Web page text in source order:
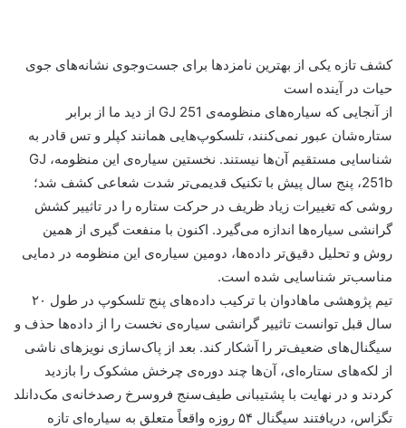
کشف تازه یکی از بهترین نامزدها برای جست‌وجوی نشانه‌های جوی
حیات در آینده است
از آنجایی که سیاره‌های منظومه‌ی GJ 251 از دید ما از برابر
ستاره‌شان عبور نمی‌کنند، تلسکوپ‌هایی همانند کپلر و تس قادر به
شناسایی مستقیم آن‌ها نیستند. نخستین سیاره‌ی این منظومه، GJ
251b، پنج سال پیش با تکنیک قدیمی‌تر شدت شعاعی کشف شد؛
روشی که تغییرات زیاد ظریف در حرکت ستاره را در تاثییر کشش
گرانشی سیاره‌ها اندازه می‌گیرد. اکنون با منفعت گیری از همین
روش و تحلیل دقیق‌تر داده‌ها، دومین سیاره‌ی این منظومه در دمایی
مناسب‌تر شناسایی شده است.
تیم پژوهشی ماهادوان با ترکیب داده‌های پنج تلسکوپ در طول ۲۰
سال قبل توانست تاثییر گرانشی سیاره‌ی نخست را از داده‌ها حذف و
سیگنال‌های ضعیف‌تر را آشکار کند. بعد از پاک‌سازی نویزهای ناشی
از لکه‌های ستاره‌ای، آن‌ها چند دوره‌ی چرخش مشکوک را بازدید
کردند و در نهایت با پشتیبانی طیف‌سنج فروسرخ رصدخانه‌ی مک‌دانلد
تگزاس، دریافتند سیگنال ۵۴ روزه واقعاً متعلق به سیاره‌ای تازه